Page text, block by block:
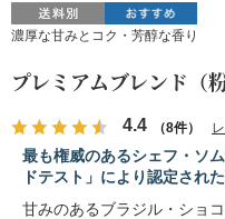
濃厚な甘みとコク・芳醇な香り
プレミアムブレンド（粉
4.4 （8件）
最も権威のあるシェフ・ソ
ドテスト」により認定され
甘みのあるブラジル・ショ